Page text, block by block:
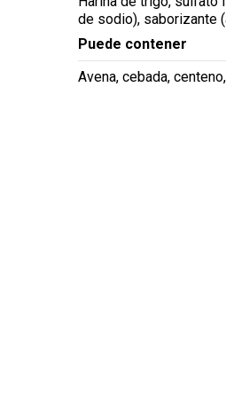
de sodio), saborizante
Puede contener
Avena, cebada,